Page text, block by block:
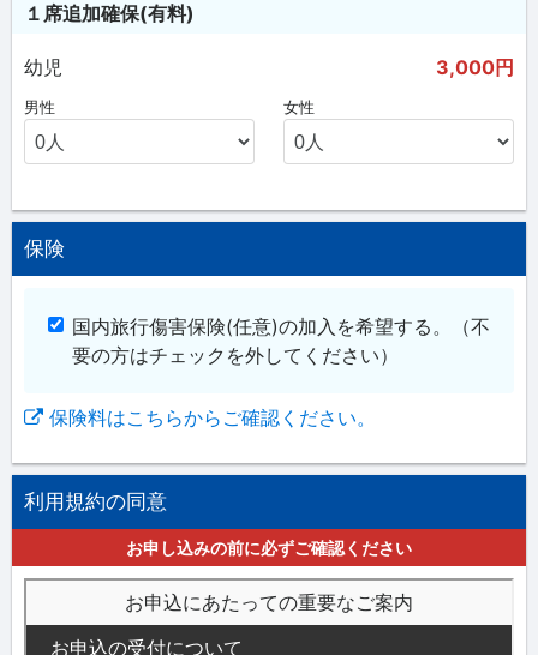
１席追加確保(有料)
幼児 3,000円
男性 女性
保険
国内旅行傷害保険(任意)の加入を希望する。
（不
要の方はチェックを外してください）
保険料はこちらからご確認ください。
利用規約の同意
お申し込みの前に必ずご確認ください